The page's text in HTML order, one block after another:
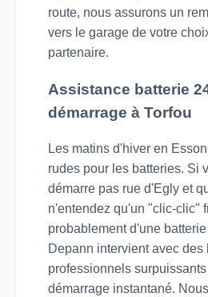
route, nous assurons un
vers le garage de votre
partenaire.
Assistance batterie
démarrage à Torfou
Les matins d'hiver en
rudes pour les batteries. Si
démarre pas rue d'Egly et
n'entendez qu'un "clic-clic"
probablement d'une
Depann intervient avec des
professionnels
démarrage instantané.